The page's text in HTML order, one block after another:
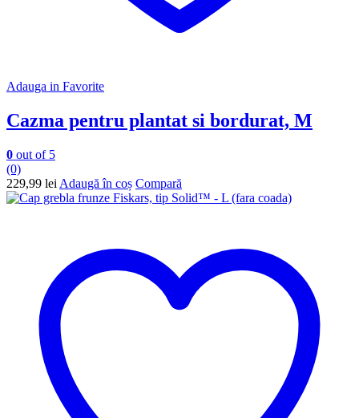
Adauga in Favorite
Cazma pentru plantat si bordurat, M
0 out of 5
(0)
229,99 lei Adaugă în coș Compară